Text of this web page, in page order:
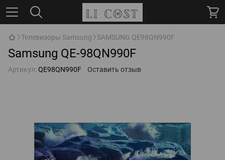
Телевизоры Samsung SAMSUNG QE98QN990F
Samsung QE-98QN990F
Артикул: QE98QN990F Оставить отзыв